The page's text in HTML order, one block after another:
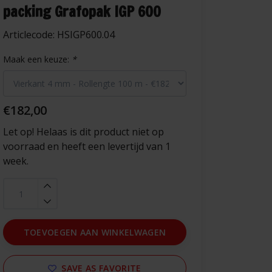
packing Grafopak IGP 600
Articlecode: HSIGP600.04
Maak een keuze: *
€182,00
Let op! Helaas is dit product niet op
voorraad en heeft een levertijd van 1
week.
TOEVOEGEN AAN WINKELWAGEN
SAVE AS FAVORITE